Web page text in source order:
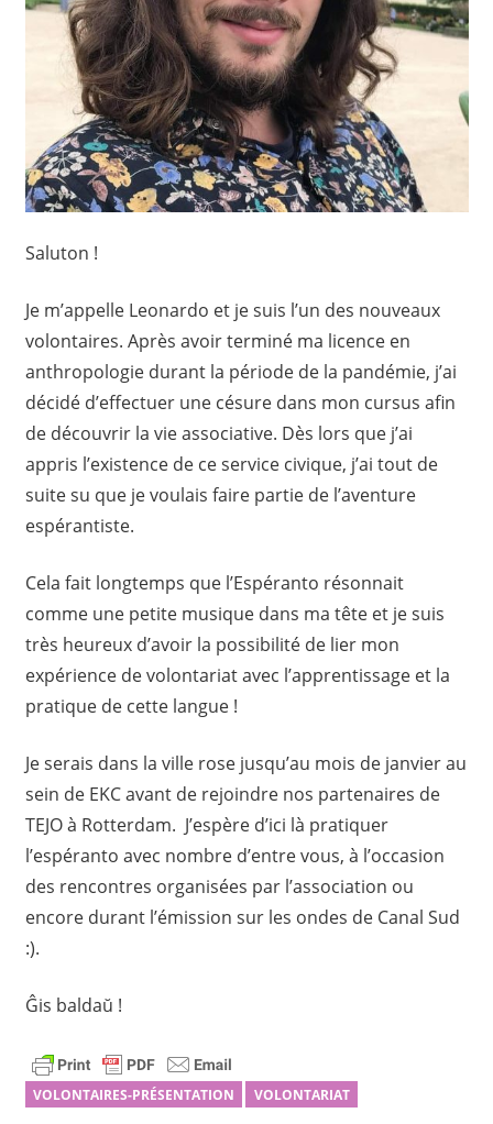
Saluton !
Je m’appelle Leonardo et je suis l’un des nouveaux
volontaires. Après avoir terminé ma licence en
anthropologie durant la période de la pandémie, j’ai
décidé d’effectuer une césure dans mon cursus afin
de découvrir la vie associative. Dès lors que j’ai
appris l’existence de ce service civique, j’ai tout de
suite su que je voulais faire partie de l’aventure
espérantiste.
Cela fait longtemps que l’Espéranto résonnait
comme une petite musique dans ma tête et je suis
très heureux d’avoir la possibilité de lier mon
expérience de volontariat avec l’apprentissage et la
pratique de cette langue !
Je serais dans la ville rose jusqu’au mois de janvier au
sein de EKC avant de rejoindre nos partenaires de
TEJO à Rotterdam. J’espère d’ici là pratiquer
l’espéranto avec nombre d’entre vous, à l’occasion
des rencontres organisées par l’association ou
encore durant l’émission sur les ondes de Canal Sud
:).
Ĝis baldaŭ !
VOLONTAIRES-PRÉSENTATION VOLONTARIAT